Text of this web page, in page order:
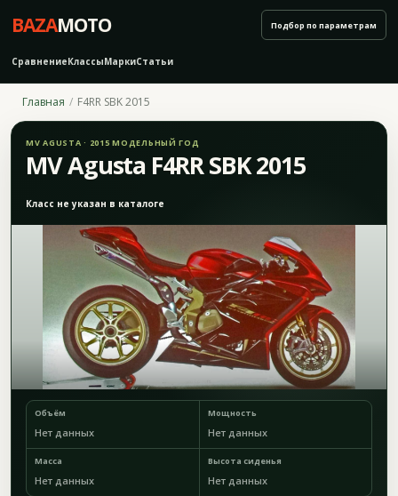
BAZAMOTO
СравнениеКлассыМаркиСтатьи
Подбор по параметрам
Главная F4RR SBK 2015
MV AGUSTA · 2015 МОДЕЛЬНЫЙ ГОД
MV Agusta F4RR SBK 2015
Класс не указан в каталоге
Объём
Нет данных
Мощность
Нет данных
Масса
Нет данных
Высота сиденья
Нет данных